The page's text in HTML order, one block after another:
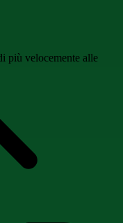
più velocemente alle